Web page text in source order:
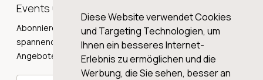
Diese Website verwendet Cookies
und Targeting Technologien, um
Ihnen ein besseres Internet-
Erlebnis zu ermöglichen und die
Werbung, die Sie sehen, besser an
Events und Neuigkeiten!
Abonnieren Sie unseren Newsletter und erhalten Sie
spannende Weingeschichten, Neuigkeiten und tolle
Angebote direkt in Ihre Mailbox.